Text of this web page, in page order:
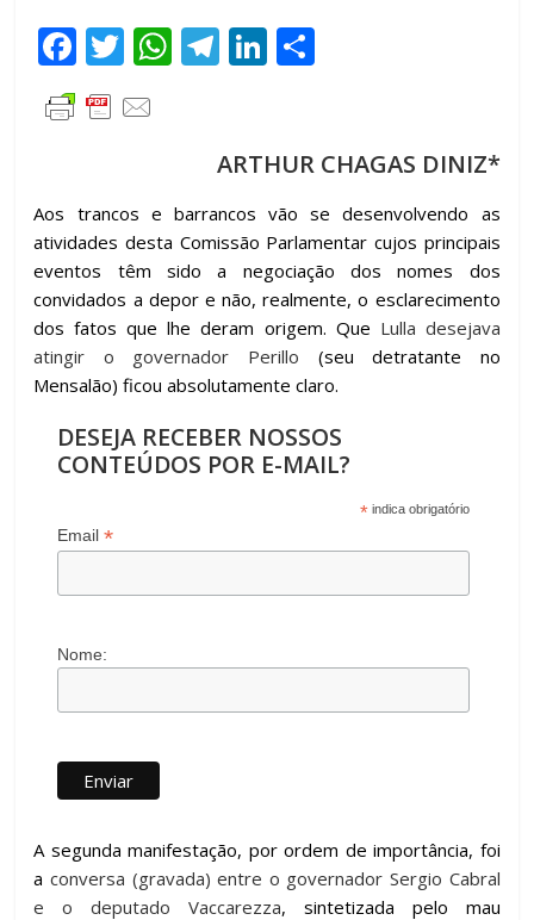
F
ac
e
o
o
k
T
w
itt
W
A
p
p
T
gr
a
m
Li
e
dI
n
p
ar
til
h
ar
ARTHUR CHAGAS DINIZ*
Aos trancos e barrancos vão se desenvolvendo as
atividades desta Comissão Parlamentar cujos principais
eventos têm sido a negociação dos nomes dos
convidados a depor e não, realmente, o esclarecimento
dos fatos que lhe deram origem. Que Lulla desejava
atingir o governador Perillo (seu detratante no
Mensalão) ficou absolutamente claro.
DESEJA RECEBER NOSSOS
CONTEÚDOS POR E-MAIL?
* indica obrigatório
Email*
Nome:
A segunda manifestação, por ordem de importância, foi
aconversa (gravada) entre o governador Sergio Cabral
e o deputado Vaccarezza, sintetizada pelo mau